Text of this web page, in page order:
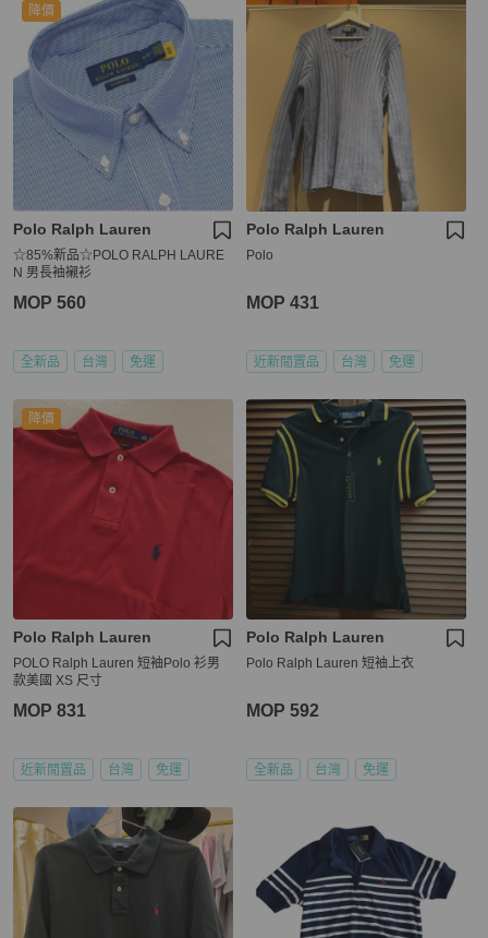
降價
Polo Ralph Lauren
☆85%新品☆POLO RALPH LAURE
N 男長袖襯衫
MOP 560
全新品 台灣 免運
Polo Ralph Lauren
Polo
MOP 431
近新閒置品 台灣 免運
降價
Polo Ralph Lauren
POLO Ralph Lauren 短袖Polo 衫男
款美國 XS 尺寸
MOP 831
近新閒置品 台灣 免運
Polo Ralph Lauren
Polo Ralph Lauren 短袖上衣
MOP 592
全新品 台灣 免運